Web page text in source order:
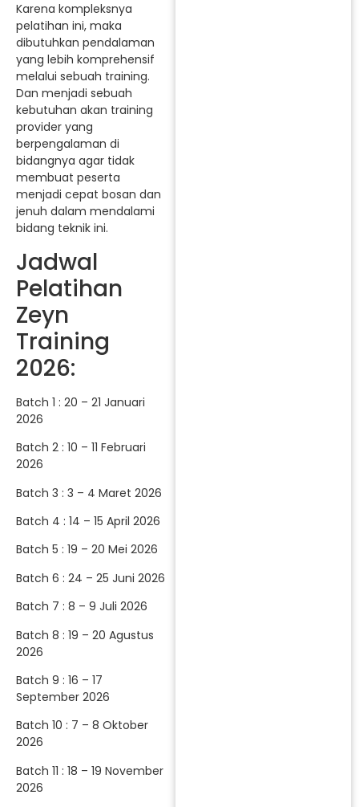
Karena kompleksnya
pelatihan ini, maka
dibutuhkan pendalaman
yang lebih komprehensif
melalui sebuah training.
Dan menjadi sebuah
kebutuhan akan training
provider yang
berpengalaman di
bidangnya agar tidak
membuat peserta
menjadi cepat bosan dan
jenuh dalam mendalami
bidang teknik ini.
Jadwal
Pelatihan
Zeyn
Training
2026:
Batch 1 : 20 – 21 Januari
2026
Batch 2 : 10 – 11 Februari
2026
Batch 3 : 3 – 4 Maret 2026
Batch 4 : 14 – 15 April 2026
Batch 5 : 19 – 20 Mei 2026
Batch 6 : 24 – 25 Juni 2026
Batch 7 : 8 – 9 Juli 2026
Batch 8 : 19 – 20 Agustus
2026
Batch 9 : 16 – 17
September 2026
Batch 10 : 7 – 8 Oktober
2026
Batch 11 : 18 – 19 November
2026